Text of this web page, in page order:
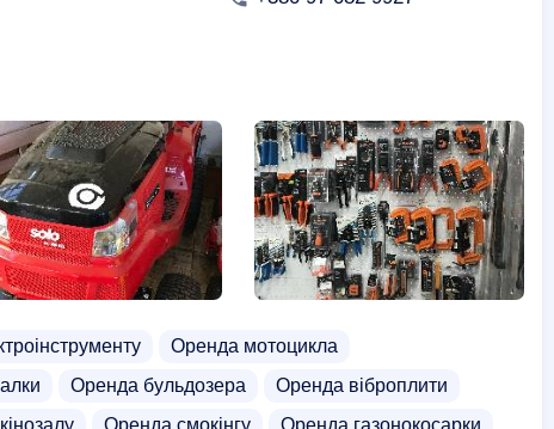
Оренда мотоцикла
Оренда бульдозера
Оренда віброплити
Оренда смокінгу
Оренда газонокосарки